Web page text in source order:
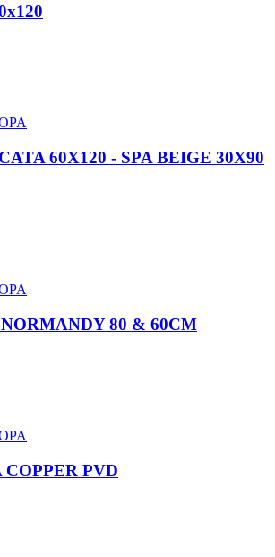
60X120 - SPA BEIGE 30X90
80 & 60CM
PVD